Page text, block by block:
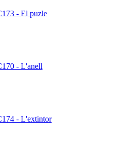
- El puzle
- L'anell
- L'extintor